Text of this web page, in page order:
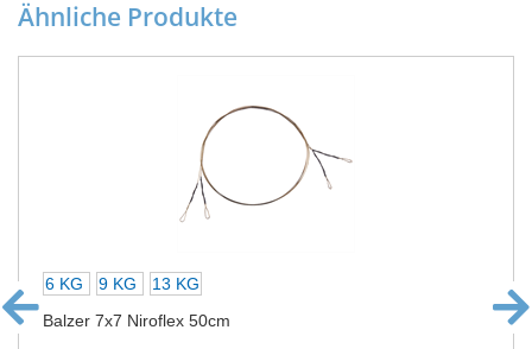
Ähnliche Produkte
6 KG 9 KG
13 KG
Balzer 7x7 Niroflex 50cm